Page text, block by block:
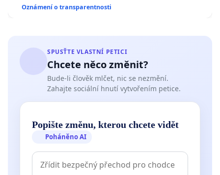
Oznámení o transparentnosti
SPUSŤTE VLASTNÍ PETICI
Chcete něco změnit?
Bude-li člověk mlčet, nic se nezmění.
Zahajte sociální hnutí vytvořením petice.
Popište změnu, kterou chcete vidět
Poháněno AI